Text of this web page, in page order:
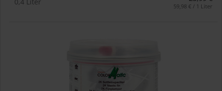
59,98 € / 1 Liter